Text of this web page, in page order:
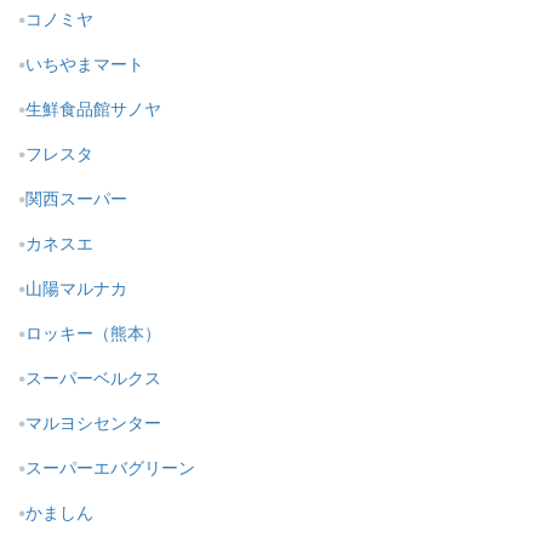
コノミヤ
いちやまマート
生鮮食品館サノヤ
フレスタ
関西スーパー
カネスエ
山陽マルナカ
ロッキー（熊本）
スーパーベルクス
マルヨシセンター
スーパーエバグリーン
かましん